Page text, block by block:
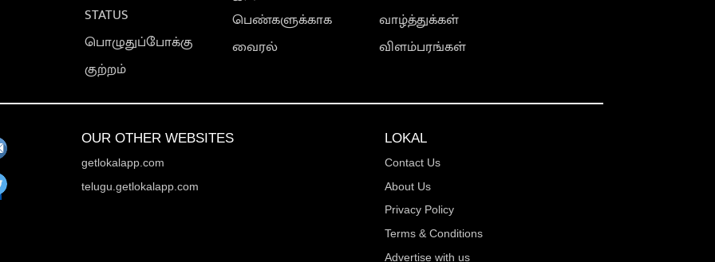
STATUS
பொழுதுப்போக்கு
குற்றம்
பெண்களுக்காக
வைரல்
வாழ்த்துக்கள்
விளம்பரங்கள்
OUR OTHER WEBSITES
getlokalapp.com
telugu.getlokalapp.com
LOKAL
Contact Us
About Us
Privacy Policy
Terms & Conditions
Advertise with us